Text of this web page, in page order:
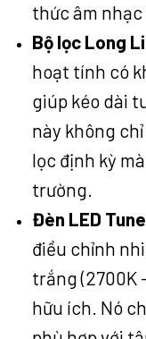
thức âm
Bộ lọc Long
hoạt tính có
giúp kéo dài
này không
lọc định kỳ
trường.
Đèn LED
điều chỉnh
trắng (2700K
hữu ích. Nó